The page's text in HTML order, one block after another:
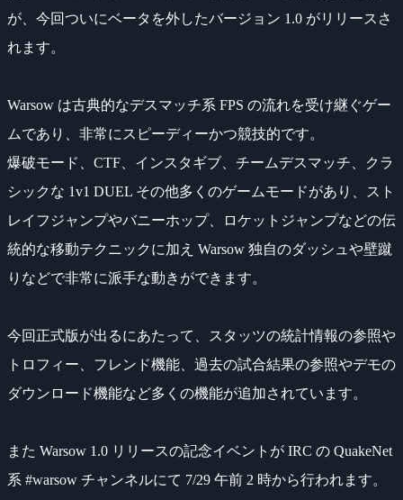
が、今回ついにベータを外したバージョン 1.0 がリリースさ
れます。
Warsow は古典的なデスマッチ系 FPS の流れを受け継ぐゲー
ムであり、非常にスピーディーかつ競技的です。
爆破モード、CTF、インスタギブ、チームデスマッチ、クラ
シックな 1v1 DUEL その他多くのゲームモードがあり、スト
レイフジャンプやバニーホップ、ロケットジャンプなどの伝
統的な移動テクニックに加え Warsow 独自のダッシュや壁蹴
りなどで非常に派手な動きができます。
今回正式版が出るにあたって、スタッツの統計情報の参照や
トロフィー、フレンド機能、過去の試合結果の参照やデモの
ダウンロード機能など多くの機能が追加されています。
また Warsow 1.0 リリースの記念イベントが IRC の QuakeNet
系 #warsow チャンネルにて 7/29 午前 2 時から行われます。